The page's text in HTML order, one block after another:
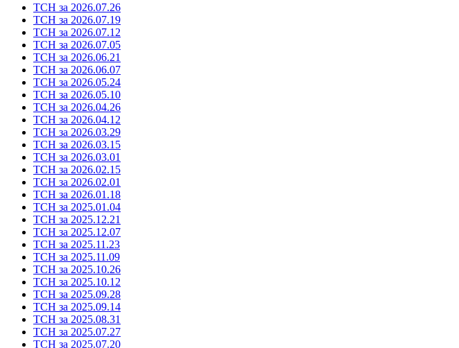
ТСН за 2026.07.26
ТСН за 2026.07.19
ТСН за 2026.07.12
ТСН за 2026.07.05
ТСН за 2026.06.21
ТСН за 2026.06.07
ТСН за 2026.05.24
ТСН за 2026.05.10
ТСН за 2026.04.26
ТСН за 2026.04.12
ТСН за 2026.03.29
ТСН за 2026.03.15
ТСН за 2026.03.01
ТСН за 2026.02.15
ТСН за 2026.02.01
ТСН за 2026.01.18
ТСН за 2025.01.04
ТСН за 2025.12.21
ТСН за 2025.12.07
ТСН за 2025.11.23
ТСН за 2025.11.09
ТСН за 2025.10.26
ТСН за 2025.10.12
ТСН за 2025.09.28
ТСН за 2025.09.14
ТСН за 2025.08.31
ТСН за 2025.07.27
ТСН за 2025.07.20